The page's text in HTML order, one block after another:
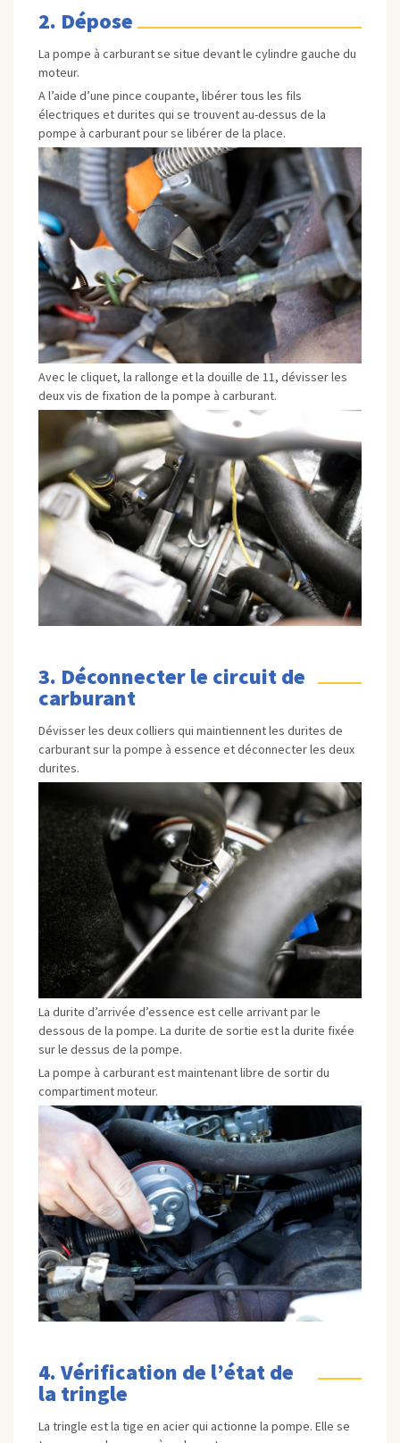
2. Dépose
La pompe à carburant se situe devant le cylindre gauche du
moteur.
A l’aide d’une pince coupante, libérer tous les fils
électriques et durites qui se trouvent au-dessus de la
pompe à carburant pour se libérer de la place.
Avec le cliquet, la rallonge et la douille de 11, dévisser les
deux vis de fixation de la pompe à carburant.
3. Déconnecter le circuit de
carburant
Dévisser les deux colliers qui maintiennent les durites de
carburant sur la pompe à essence et déconnecter les deux
durites.
La durite d’arrivée d’essence est celle arrivant par le
dessous de la pompe. La durite de sortie est la durite fixée
sur le dessus de la pompe.
La pompe à carburant est maintenant libre de sortir du
compartiment moteur.
4. Vérification de l’état de
la tringle
La tringle est la tige en acier qui actionne la pompe. Elle se